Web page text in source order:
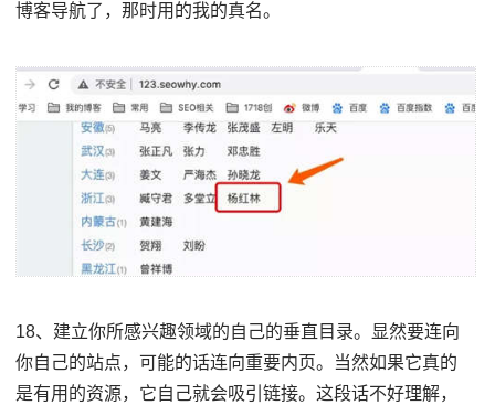
博客导航了，那时用的我的真名。
18、建立你所感兴趣领域的自己的垂直目录。显然要连向
你自己的站点，可能的话连向重要内页。当然如果它真的
是有用的资源，它自己就会吸引链接。这段话不好理解，